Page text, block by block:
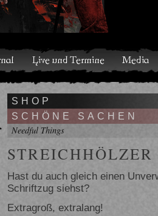
Media Shop Band Discografie
SHOP
SCHÖNE SACHEN
Needful Things
Hast du auch gleich einen
Schriftzug siehst?
Extragroß, extralang!